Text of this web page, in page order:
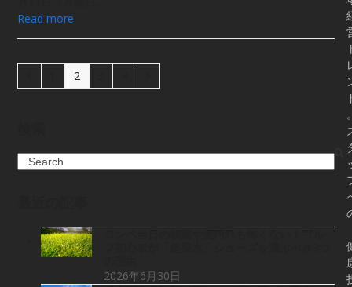
Read more
Previous
PagePage
2
Search
2026年6月30日